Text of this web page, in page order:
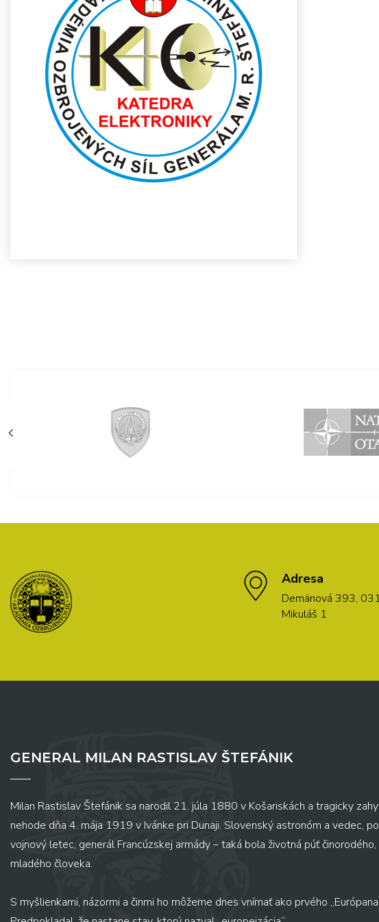
Adresa
Demänová 393,
Mikuláš 1
GENERAL MILAN RASTISLAV ŠTEFÁNIK
Milan Rastislav Štefánik sa narodil 21. júla 1880 v Košariskách a tragicky
nehode dňa 4. mája 1919 v Ivánke pri Dunaji. Slovenský astronóm a vedec,
vojnový letec, generál Francúzskej armády – taká bola životná púť
mladého človeka.
S myšlienkami, názormi a činmi ho môžeme dnes vnímať ako prvého